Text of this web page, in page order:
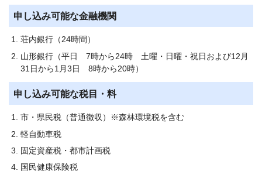
申し込み可能な金融機関
荘内銀行（24時間）
山形銀行（平日 7時から24時 土曜・日曜・祝日および12月
31日から1月3日 8時から20時）
申し込み可能な税目・料
市・県民税（普通徴収）※森林環境税を含む
軽自動車税
固定資産税・都市計画税
国民健康保険税